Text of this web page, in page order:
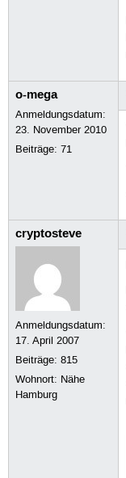
o-mega
Anmeldungsdatum:
23. November 2010
Beiträge:71
cryptosteve
Anmeldungsdatum:
17. April 2007
Beiträge:815
Wohnort: Nähe
Hamburg